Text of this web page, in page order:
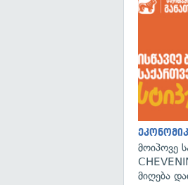
მოიპოვე
მიღება